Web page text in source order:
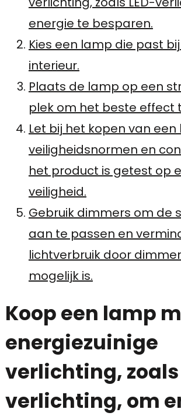
energie te besparen.
Kies een lamp die past
interieur.
Plaats de lamp op een
plek om het beste effect
Let bij het kopen van
veiligheidsnormen en
het product is getest op
veiligheid.
Gebruik dimmers om de
aan te passen en
lichtverbruik door
mogelijk is.
Koop een lamp
energiezuinige
verlichting, zoals
verlichting, om